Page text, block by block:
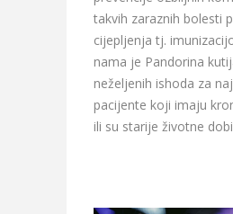
takvih zaraznih bolesti
cijepljenja tj.
nama je Pandorina
neželjenih ishoda za
pacijente koji imaju
ili su starije životne